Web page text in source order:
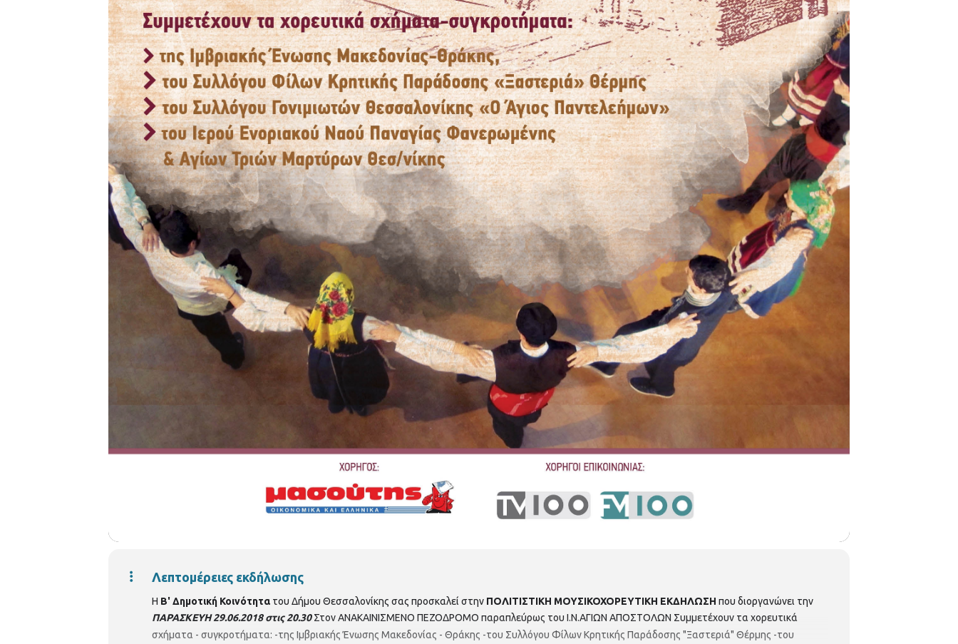
Λεπτομέρειες εκδήλωσης
Η Β' Δημοτική Κοινότητα του Δήμου Θεσσαλονίκης σας προσκαλεί στην ΠΟΛΙΤΙΣΤΙΚΗ ΜΟΥΣΙΚΟΧΟΡΕΥΤΙΚΗ ΕΚΔΗΛΩΣΗ που διοργανώνει την
ΠΑΡΑΣΚΕΥΗ 29.06.2018 στις 20.30Στον ΑΝΑΚΑΙΝΙΣΜΕΝΟ ΠΕΖΟΔΡΟΜΟ παραπλεύρως του Ι.Ν.ΑΓΙΩΝ ΑΠΟΣΤΟΛΩΝ Συμμετέχουν τα χορευτικά
σχήματα - συγκροτήματα: -της Ιμβριακής Ένωσης Μακεδονίας - Θράκης -του Συλλόγου Φίλων Κρητικής Παράδοσης "Ξαστεριά" Θέρμης -του